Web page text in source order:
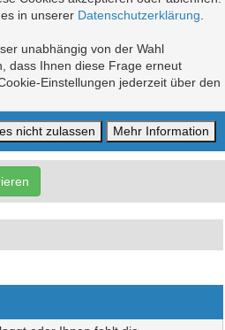
in unserer Datenschutzerklärung
unabhängig von der Wahl
dass Ihnen diese Frage erneut
Einstellungen jederzeit über den